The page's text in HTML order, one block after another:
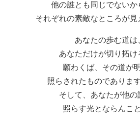
他の誰とも同じでないか
それぞれの素敵なところが見
あなたの歩む道は
あなただけが切り拓け
願わくば、その道が
照らされたものでありま
そして、あなたが他の
照らす光とならんこと